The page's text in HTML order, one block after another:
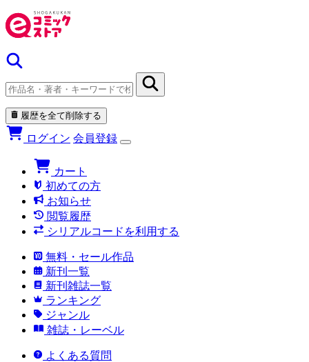
履歴を全て削除する
ログイン 会員登録
カート
初めての方
お知らせ
閲覧履歴
シリアルコードを利用する
無料・セール作品
新刊一覧
新刊雑誌一覧
ランキング
ジャンル
雑誌・レーベル
よくある質問